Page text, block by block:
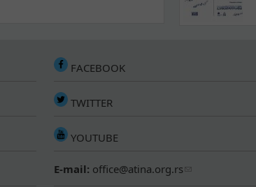
FACEBOOK
TWITTER
YOUTUBE
E-mail: office@atina.org.rs